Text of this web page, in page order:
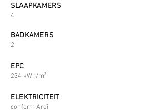
SLAAPKAMERS
4
BADKAMERS
2
EPC
234 kWh/m²
ELEKTRICITEIT
conform Arei